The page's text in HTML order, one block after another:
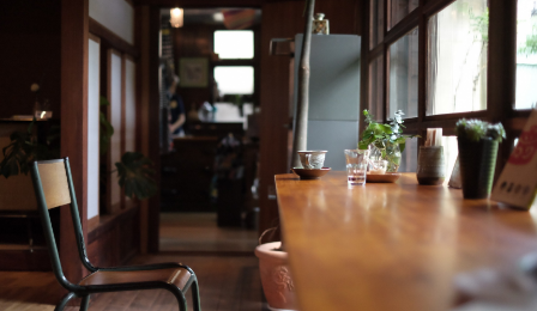
简体中文
繁體中文
ภาษาไทย
한국어
日本語
深度旅遊
美食尋味
流行文化
創新趨勢
在地故事